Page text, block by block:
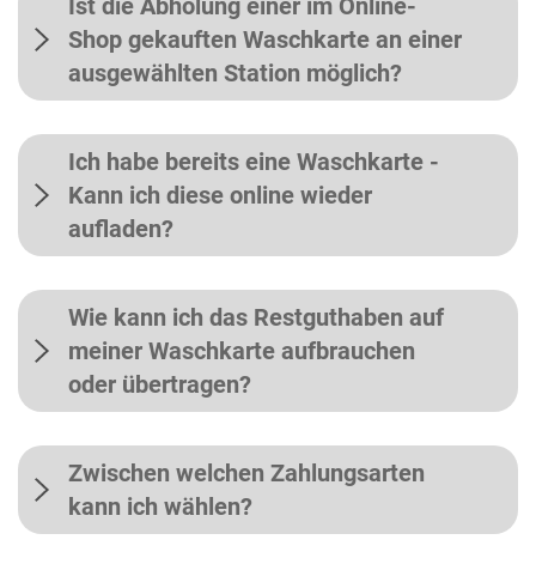
Ist die Abholung einer im Online-
Shop gekauften Waschkarte an einer
ausgewählten Station möglich?
Ich habe bereits eine Waschkarte -
Kann ich diese online wieder
aufladen?
Wie kann ich das Restguthaben auf
meiner Waschkarte aufbrauchen
oder übertragen?
Zwischen welchen Zahlungsarten
kann ich wählen?